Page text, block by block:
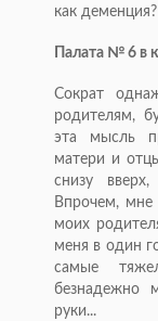
как деменция?
Палата № 6 в
Сократ
родителям,
эта мысль
матери и
снизу
Впрочем, мне
моих
меня в один
самые
безнадежно
руки...